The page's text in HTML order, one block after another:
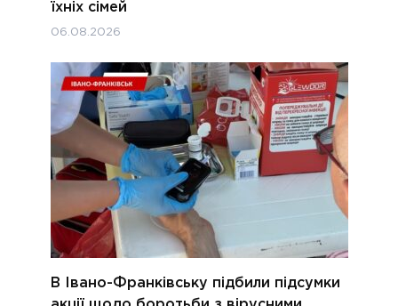
їхніх сімей
06.08.2026
В Івано-Франківську підбили підсумки